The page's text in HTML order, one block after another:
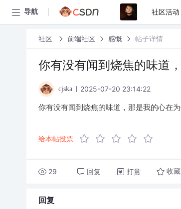
导航 社区活动
社区 前端社区 感慨 帖子详情
你有没有闻到烧焦的味道
cjska 2025-07-20 23:14:22
你有没有闻到烧焦的味道，那是我的心在
给本帖投票
29 回复 打赏 收藏
回复